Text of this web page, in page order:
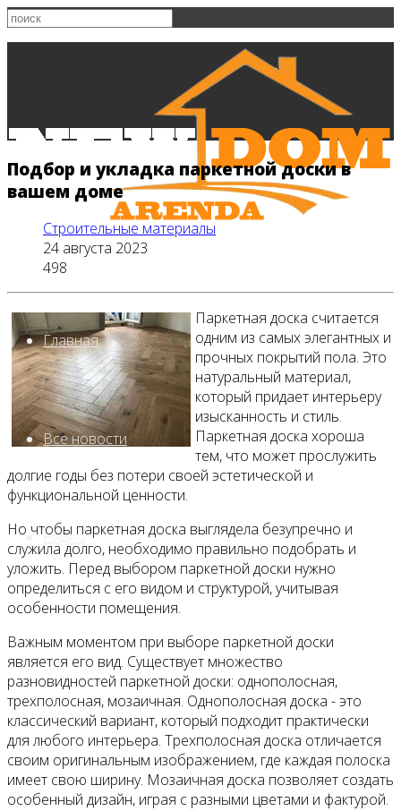
Главная
Все новости
Видео
Подбор и укладка паркетной доски в
вашем доме
Строительные материалы
24 августа 2023
498
Паркетная доска считается
одним из самых элегантных и
прочных покрытий пола. Это
натуральный материал,
который придает интерьеру
изысканность и стиль.
Паркетная доска хороша
тем, что может прослужить
долгие годы без потери своей эстетической и
функциональной ценности.
Но чтобы паркетная доска выглядела безупречно и
служила долго, необходимо правильно подобрать и
уложить. Перед выбором паркетной доски нужно
определиться с его видом и структурой, учитывая
особенности помещения.
Важным моментом при выборе паркетной доски
является его вид. Существует множество
разновидностей паркетной доски: однополосная,
трехполосная, мозаичная. Однополосная доска - это
классический вариант, который подходит практически
для любого интерьера. Трехполосная доска отличается
своим оригинальным изображением, где каждая полоска
имеет свою ширину. Мозаичная доска позволяет создать
особенный дизайн, играя с разными цветами и фактурой.